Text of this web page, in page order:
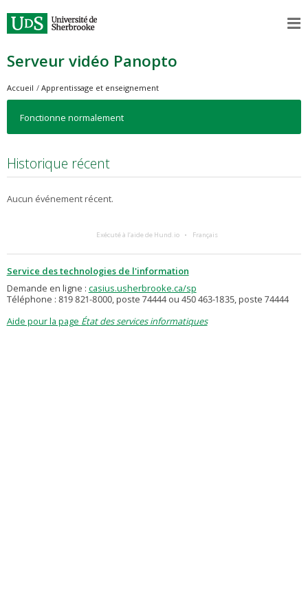
Serveur vidéo Panopto
Accueil Apprentissage et enseignement
Fonctionne normalement
Historique récent
Aucun événement récent.
Exécuté à l’aide de Hund.io Français
Service des technologies de l'information
Demande en ligne : casius.usherbrooke.ca/sp
Téléphone : 819 821-8000, poste 74444 ou 450 463-1835, poste 74444
Aide pour la page État des services informatiques